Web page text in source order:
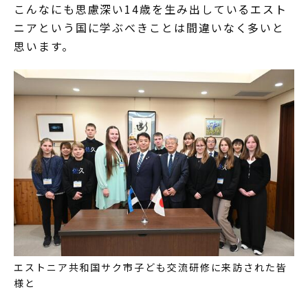
こんなにも思慮深い14歳を生み出しているエスト
ニアという国に学ぶべきことは間違いなく多いと
思います。
エストニア共和国サク市子ども交流研修に来訪された皆
様と